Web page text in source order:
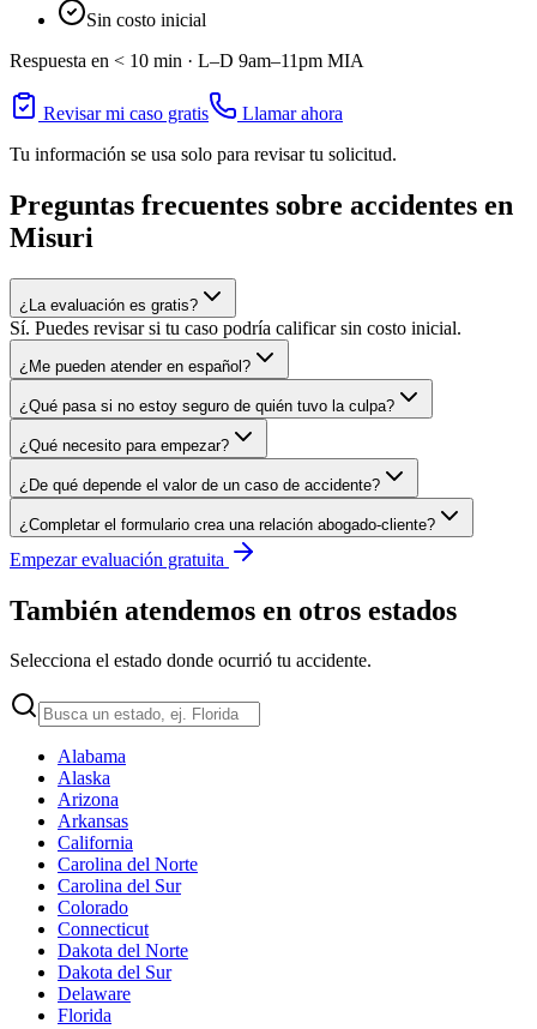
Sin costo inicial
Respuesta en < 10 min · L–D 9am–11pm MIA
Revisar mi caso gratis
Llamar ahora
Tu información se usa solo para revisar tu solicitud.
Preguntas frecuentes sobre accidentes en
Misuri
¿La evaluación es gratis?
Sí. Puedes revisar si tu caso podría calificar sin costo inicial.
¿Me pueden atender en español?
¿Qué pasa si no estoy seguro de quién tuvo la culpa?
¿Qué necesito para empezar?
¿De qué depende el valor de un caso de accidente?
¿Completar el formulario crea una relación abogado-cliente?
Empezar evaluación gratuita
También atendemos en otros estados
Selecciona el estado donde ocurrió tu accidente.
Alabama
Alaska
Arizona
Arkansas
California
Carolina del Norte
Carolina del Sur
Colorado
Connecticut
Dakota del Norte
Dakota del Sur
Delaware
Florida